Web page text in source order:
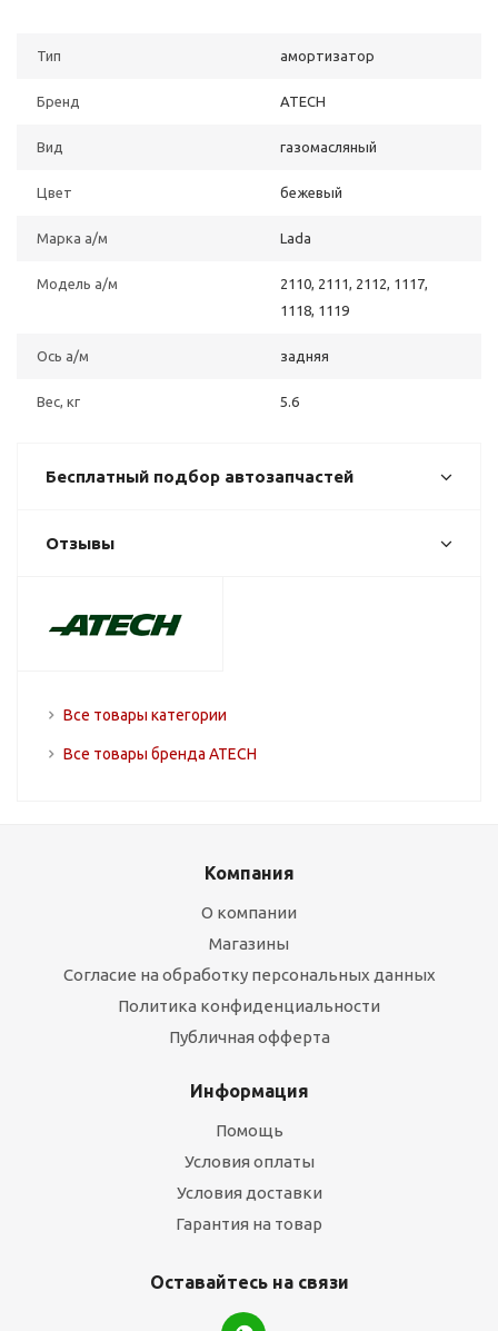
Тип амортизатор
Бренд ATECH
Вид газомасляный
Цвет бежевый
Марка а/м Lada
Модель а/м
2110, 2111, 2112, 1117,
1118, 1119
Ось а/м задняя
Вес, кг 5.6
Бесплатный подбор автозапчастей
Отзывы
Все товары категории
Все товары бренда ATECH
Компания
О компании
Магазины
Согласие на обработку персональных данных
Политика конфиденциальности
Публичная офферта
Информация
Помощь
Условия оплаты
Условия доставки
Гарантия на товар
Оставайтесь на связи